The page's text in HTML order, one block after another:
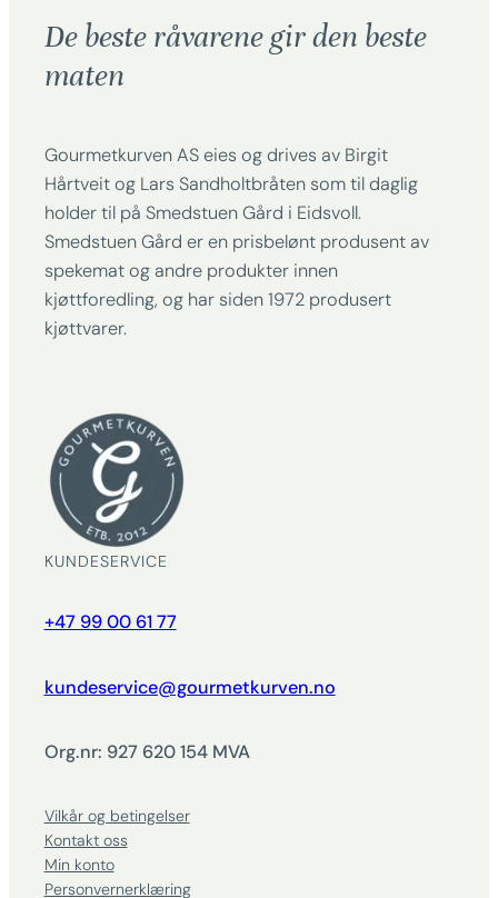
De beste råvarene gir den beste
maten
Gourmetkurven AS eies og drives av Birgit
Hårtveit og Lars Sandholtbråten som til daglig
holder til på Smedstuen Gård i Eidsvoll.
Smedstuen Gård er en prisbelønt produsent av
spekemat og andre produkter innen
kjøttforedling, og har siden 1972 produsert
kjøttvarer.
KUNDESERVICE
+47 99 00 61 77
kundeservice@gourmetkurven.no
Org.nr: 927 620 154 MVA
Vilkår og betingelser
Kontakt oss
Min konto
Personvernerklæring